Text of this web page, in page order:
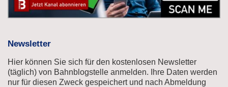
Newsletter
Hier können Sie sich für den kostenlosen Newsletter
(täglich) von Bahnblogstelle anmelden. Ihre Daten werden
nur für diesen Zweck gespeichert und nach Abmeldung